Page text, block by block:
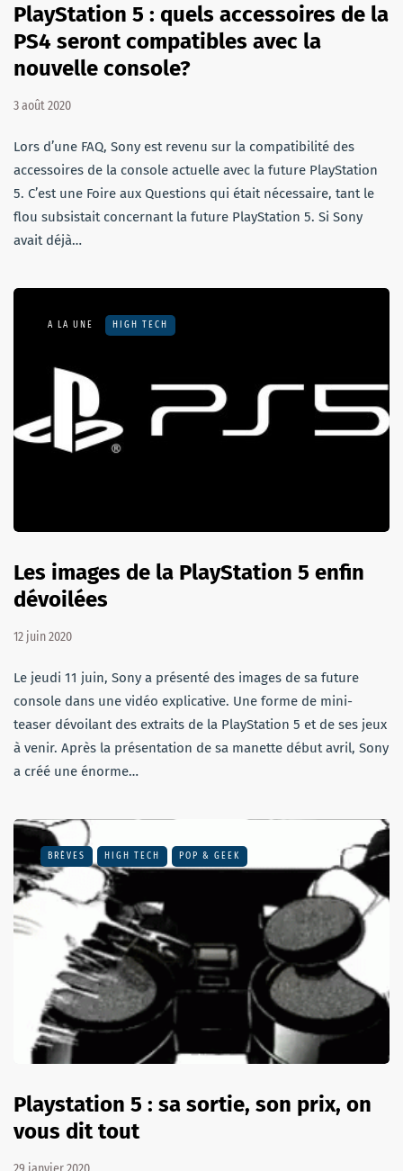
PlayStation 5 : quels accessoires de la
PS4 seront compatibles avec la
nouvelle console?
3 août 2020
Lors d’une FAQ, Sony est revenu sur la compatibilité des
accessoires de la console actuelle avec la future PlayStation
5. C’est une Foire aux Questions qui était nécessaire, tant le
flou subsistait concernant la future PlayStation 5. Si Sony
avait déjà…
A LA UNE HIGH TECH
Les images de la PlayStation 5 enfin
dévoilées
12 juin 2020
Le jeudi 11 juin, Sony a présenté des images de sa future
console dans une vidéo explicative. Une forme de mini-
teaser dévoilant des extraits de la PlayStation 5 et de ses jeux
à venir. Après la présentation de sa manette début avril, Sony
a créé une énorme…
BRÈVES HIGH TECH POP & GEEK
Playstation 5 : sa sortie, son prix, on
vous dit tout